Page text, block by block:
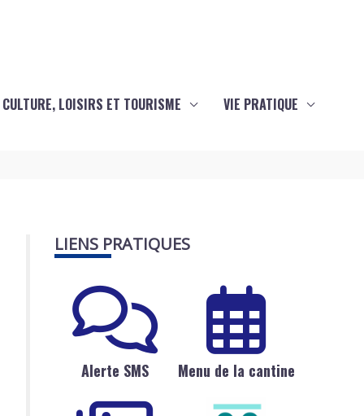
CULTURE, LOISIRS ET TOURISME VIE PRATIQUE
LIENS PRATIQUES
Alerte SMS Menu de la cantine